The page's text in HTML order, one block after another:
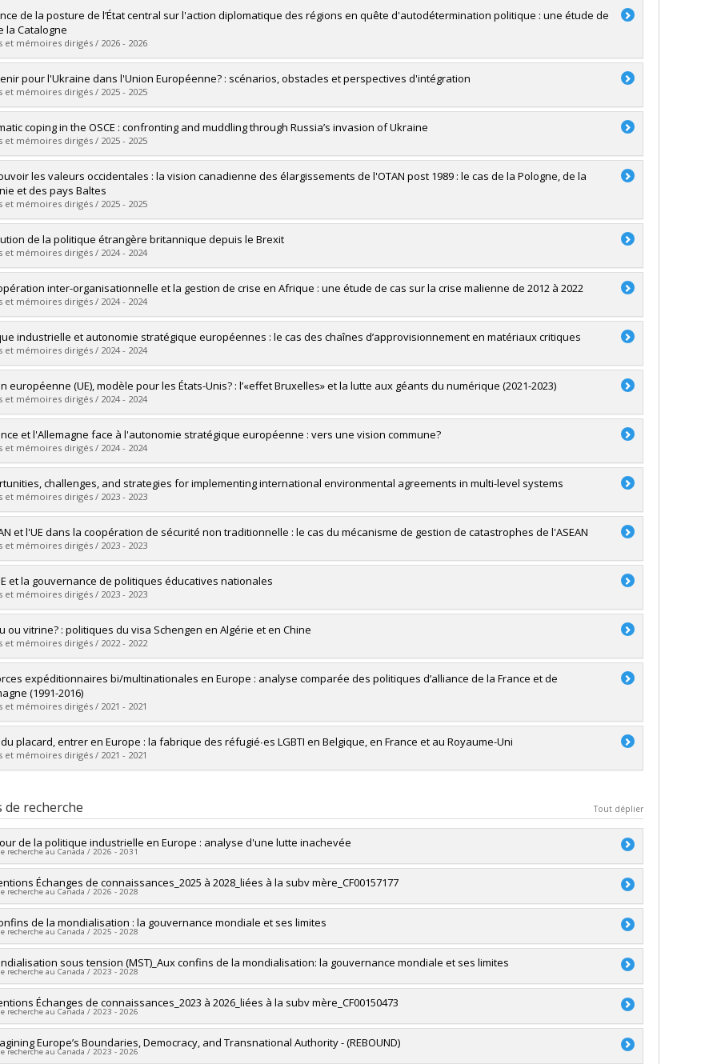
de la posture de l’État central sur l'action diplomatique des régions en quête d'autodétermination politique : une étude de
la Catalogne
et mémoires dirigés / 2026 - 2026
:Moreau, Alexandre
Maîtrise
obtenu :M. Sc.
le document dans Papyrus
pour l'Ukraine dans l'Union Européenne? : scénarios, obstacles et perspectives d'intégration
et mémoires dirigés / 2025 - 2025
:Raimbault, Simon
Maîtrise
obtenu :M. Sc.
le document dans Papyrus
coping in the OSCE : confronting and muddling through Russia’s invasion of Ukraine
et mémoires dirigés / 2025 - 2025
:Rousseau, Emmanuelle
Doctorat
obtenu :Ph. D.
le document dans Papyrus
les valeurs occidentales : la vision canadienne des élargissements de l'OTAN post 1989 : le cas de la Pologne, de la
et des pays Baltes
et mémoires dirigés / 2025 - 2025
:Hurteau, Nathan
Maîtrise
obtenu :M. Sc.
le document dans Papyrus
de la politique étrangère britannique depuis le Brexit
et mémoires dirigés / 2024 - 2024
:Aubé, Frédéric
Maîtrise
obtenu :M. Sc.
le document dans Papyrus
inter-organisationnelle et la gestion de crise en Afrique : une étude de cas sur la crise malienne de 2012 à 2022
et mémoires dirigés / 2024 - 2024
:Allard-Caron, Marie-Pier
Maîtrise
obtenu :M. Sc.
le document dans Papyrus
industrielle et autonomie stratégique européennes : le cas des chaînes d’approvisionnement en matériaux critiques
et mémoires dirigés / 2024 - 2024
:Fitzpatrick, Manon
Maîtrise
obtenu :M.A.
le document dans Papyrus
européenne (UE), modèle pour les États-Unis? : l’«effet Bruxelles» et la lutte aux géants du numérique (2021-2023)
et mémoires dirigés / 2024 - 2024
:Gionet, François
Maîtrise
obtenu :M. Sc.
le document dans Papyrus
et l'Allemagne face à l'autonomie stratégique européenne : vers une vision commune?
et mémoires dirigés / 2024 - 2024
:Charbonneau, Laurent
Maîtrise
obtenu :M. Sc.
le document dans Papyrus
challenges, and strategies for implementing international environmental agreements in multi-level systems
et mémoires dirigés / 2023 - 2023
:Müller Gómez, Johannes Lorenz
Doctorat
obtenu :Ph. D.
le document dans Papyrus
et l'UE dans la coopération de sécurité non traditionnelle : le cas du mécanisme de gestion de catastrophes de l'ASEAN
et mémoires dirigés / 2023 - 2023
:Zhou, Yaxin
Maîtrise
obtenu :M. Sc.
le document dans Papyrus
et la gouvernance de politiques éducatives nationales
et mémoires dirigés / 2023 - 2023
:Torkhani, Imène
Doctorat
obtenu :Ph. D.
le document dans Papyrus
ou vitrine? : politiques du visa Schengen en Algérie et en Chine
et mémoires dirigés / 2022 - 2022
:Dupont, Juliette
Doctorat
obtenu :Ph. D.
le document dans Papyrus
expéditionnaires bi/multinationales en Europe : analyse comparée des politiques d’alliance de la France et de
(1991-2016)
et mémoires dirigés / 2021 - 2021
:Borzillo, Laurent
Doctorat
obtenu :Ph. D.
placard, entrer en Europe : la fabrique des réfugié∙es LGBTI en Belgique, en France et au Royaume-Uni
et mémoires dirigés / 2021 - 2021
Doctorat
obtenu :Ph. D.
le document dans Papyrus
de recherche Tout déplier
de la politique industrielle en Europe : analyse d'une lutte inachevée
recherche au Canada / 2026 - 2031
principal :Frédéric Mérand
:Maya Jegen
de financement :CRSH/Conseil de recherches en sciences humaines du Canada
de subvention :PVXXXXXX-Subvention Savoir
Échanges de connaissances_2025 à 2028_liées à la subv mère_CF00157177
recherche au Canada / 2026 - 2028
principal :Frédéric Mérand
de financement :CRSH/Conseil de recherches en sciences humaines du Canada
de subvention :PVXXXXXX-Subventions d'échange de connaissances
de la mondialisation : la gouvernance mondiale et ses limites
recherche au Canada / 2025 - 2028
principal : Vincent Pouliot
:Frédéric Mérand,
de financement :FRQSC/Fonds de recherche du Québec - Société et culture (FQRSC)
de subvention :PVXXXXXX-(SE) Programme Soutien aux équipes de recherche - Stade de développement :
sous tension (MST)_Aux confins de la mondialisation: la gouvernance mondiale et ses limites
recherche au Canada / 2023 - 2028
principal :Vincent Pouliot
:Frédéric Mérand
de financement :FRQSC/Fonds de recherche du Québec - Société et culture (FQRSC)
de subvention :PVXXXXXX-(SE) Programme Soutien aux équipes de recherche - Stade de développement :
Échanges de connaissances_2023 à 2026_liées à la subv mère_CF00150473
recherche au Canada / 2023 - 2026
principal : Frédéric Mérand
de financement :CRSH/Conseil de recherches en sciences humaines du Canada
Europe’s Boundaries, Democracy, and Transnational Authority - (REBOUND)
recherche au Canada / 2023 - 2026